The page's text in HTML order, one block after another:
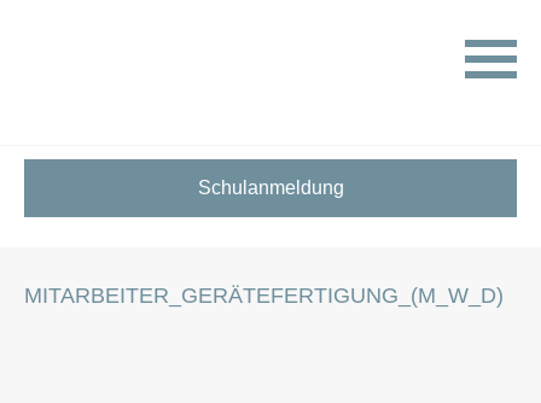
Schulanmeldung
MITARBEITER_GERÄTEFERTIGUNG_(M_W_D)